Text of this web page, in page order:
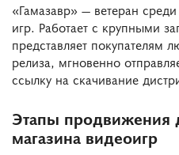
«Гамазавр» — ветеран
игр. Работает с крупными
представляет покупателям
релиза, мгновенно
ссылку на скачивание
Этапы продвижения
магазина видеоигр